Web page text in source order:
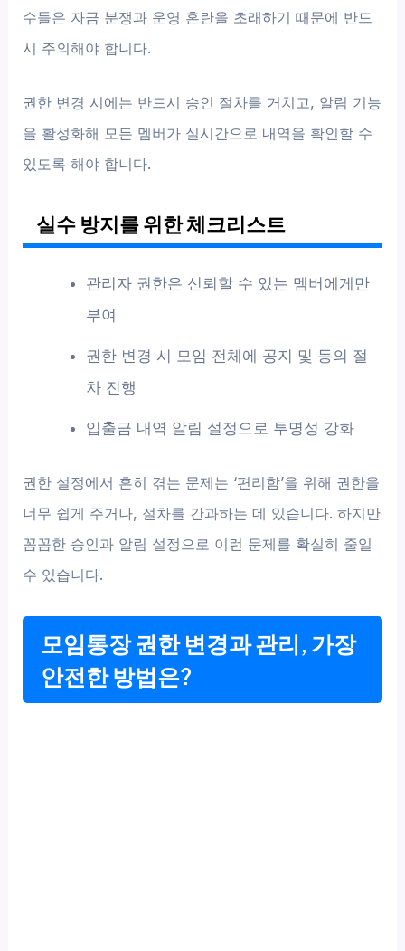
수들은 자금 분쟁과 운영 혼란을 초래하기 때문에 반드
시 주의해야 합니다.
권한 변경 시에는 반드시 승인 절차를 거치고, 알림 기능
을 활성화해 모든 멤버가 실시간으로 내역을 확인할 수
있도록 해야 합니다.
실수 방지를 위한 체크리스트
관리자 권한은 신뢰할 수 있는 멤버에게만
부여
권한 변경 시 모임 전체에 공지 및 동의 절
차 진행
입출금 내역 알림 설정으로 투명성 강화
권한 설정에서 흔히 겪는 문제는 ‘편리함’을 위해 권한을
너무 쉽게 주거나, 절차를 간과하는 데 있습니다. 하지만
꼼꼼한 승인과 알림 설정으로 이런 문제를 확실히 줄일
수 있습니다.
모임통장 권한 변경과 관리, 가장
안전한 방법은?